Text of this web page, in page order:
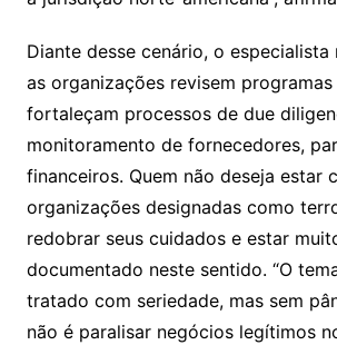
Diante desse cenário, o especialista
as organizações revisem
fortaleçam processos de due
monitoramento de fornecedores,
financeiros. Quem não deseja estar
organizações designadas como
redobrar seus cuidados e estar
documentado neste sentido. “O
tratado com seriedade, mas sem
não é paralisar negócios legítimos